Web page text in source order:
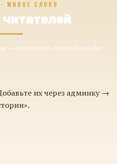
ЖИВОЕ СЛОВО
— тот самый «тёплый» раздел
их через админку →